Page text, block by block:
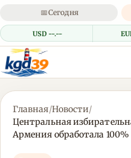
📅Сегодня
USD --.--
Главная/Новости/
Центральная
Армения обработала